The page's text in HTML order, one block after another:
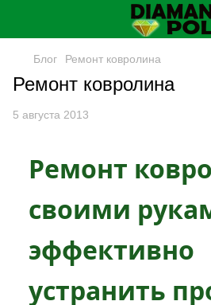
Блог Ремонт ковролина
Ремонт ковролина
5 августа 2013
Ремонт
своими
эффективно
устранить